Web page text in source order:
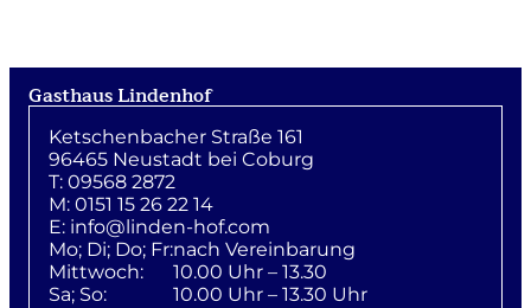
Gasthaus Lindenhof
Ketschenbacher Straße 161
96465 Neustadt bei Coburg
T: 09568 2872
M: 0151 15 26 22 14
E: info@linden-hof.com
Mo; Di; Do; Fr:
Mittwoch:
Sa; So:
nach Vereinbarung
10.00 Uhr – 13.30
10.00 Uhr – 13.30 Uhr